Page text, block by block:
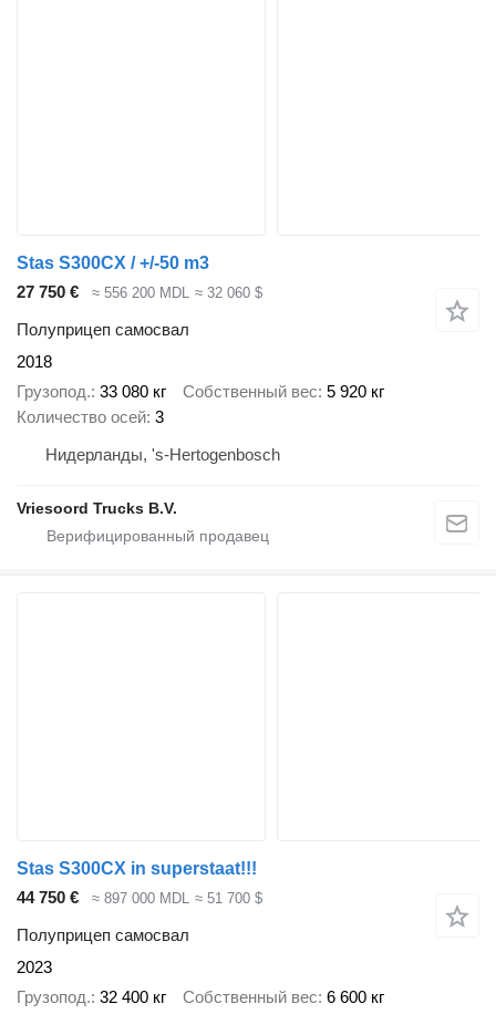
Stas S300CX / +/-50 m3
27 750 €
≈ 556 200 MDL ≈ 32 060 $
Полуприцеп самосвал
2018
Грузопод. 33 080 кг Собственный вес 5 920 кг
Количество осей 3
Нидерланды, 's-Hertogenbosch
Vriesoord Trucks B.V.
Stas S300CX in superstaat!!!
44 750 €
≈ 897 000 MDL ≈ 51 700 $
Полуприцеп самосвал
2023
Грузопод. 32 400 кг Собственный вес 6 600 кг